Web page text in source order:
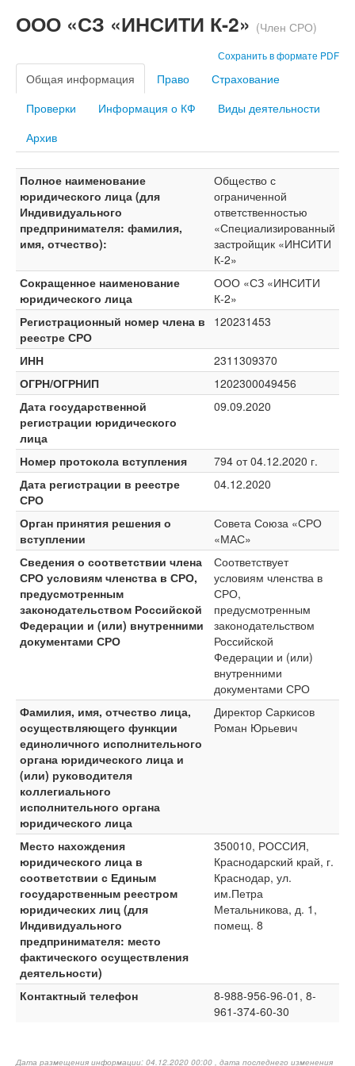
ООО «СЗ «ИНСИТИ К-2» (Член СРО)
Сохранить в формате PDF
Общая информация Право
Страхование
Проверки
Информация о КФ
Виды деятельности
Архив
Полное наименование
юридического лица (для
Индивидуального
предпринимателя: фамилия,
имя, отчество):
Общество с
ограниченной
ответственностью
«Специализированный
застройщик «ИНСИТИ
К-2»
Сокращенное наименование
юридического лица
ООО «СЗ «ИНСИТИ
К-2»
Регистрационный номер члена в
реестре СРО
120231453
ИНН
2311309370
ОГРН/ОГРНИП
1202300049456
Дата государственной
регистрации юридического
лица
09.09.2020
Номер протокола вступления
794 от 04.12.2020 г.
Дата регистрации в реестре
СРО
04.12.2020
Орган принятия решения о
вступлении
Совета Союза «СРО
«МАС»
Сведения о соответствии члена
СРО условиям членства в СРО,
предусмотренным
законодательством Российской
Федерации и (или) внутренними
документами СРО
Соответствует
условиям членства в
СРО,
предусмотренным
законодательством
Российской
Федерации и (или)
внутренними
документами СРО
Фамилия, имя, отчество лица,
осуществляющего функции
единоличного исполнительного
органа юридического лица и
(или) руководителя
коллегиального
исполнительного органа
юридического лица
Директор Саркисов
Роман Юрьевич
Место нахождения
юридического лица в
соответствии с Единым
государственным реестром
юридических лиц (для
Индивидуального
предпринимателя: место
фактического осуществления
деятельности)
350010, РОССИЯ,
Краснодарский край, г.
Краснодар, ул.
им.Петра
Метальникова, д. 1,
помещ. 8
Контактный телефон
8-988-956-96-01, 8-
961-374-60-30
Дата размещения информации: 04.12.2020 00:00 , дата последнего изменения